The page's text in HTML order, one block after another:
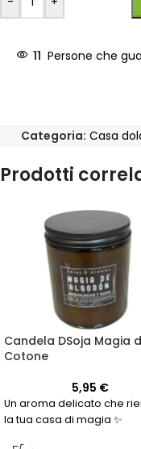
11 Persone che
Categoria: Casa
Prodotti
Candela DSoja Magia
Cotone
5,95 €
Un aroma delicato che
la tua casa di magia ✨